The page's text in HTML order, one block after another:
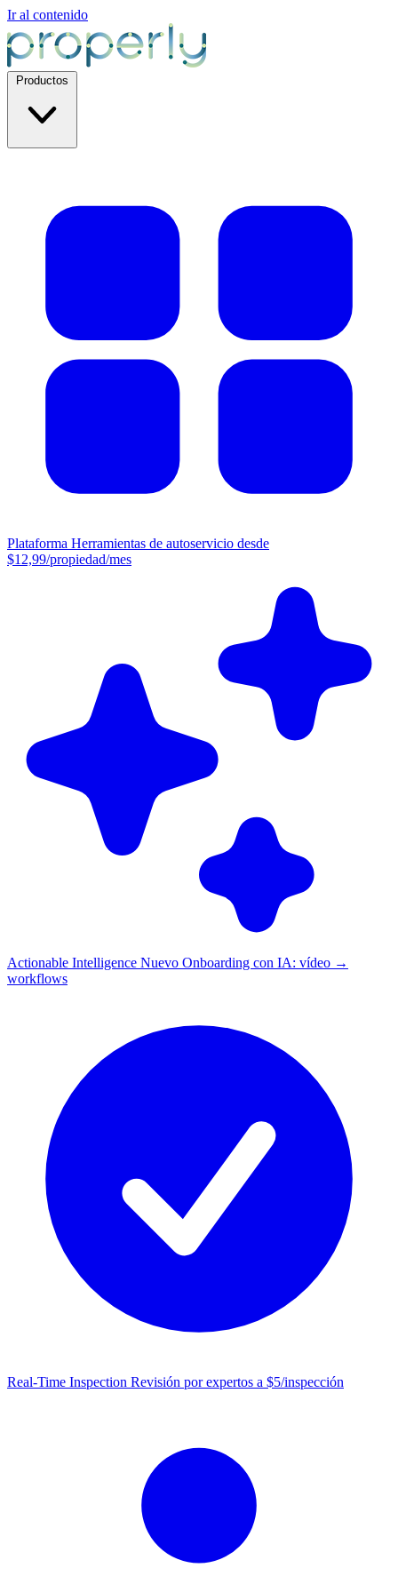
Ir al contenido
Plataforma Herramientas de autoservicio desde
$12,99/propiedad/mes
Actionable Intelligence Nuevo Onboarding con IA: vídeo →
workflows
Real-Time Inspection Revisión por expertos a $5/inspección